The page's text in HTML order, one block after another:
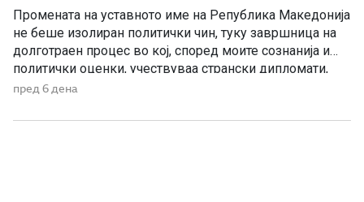
Промената на уставното име на Република Македонија
не беше изолиран политички чин, туку завршница на
долготраен процес во кој, според моите сознанија и
политички оценки, учествуваа странски дипломати,
домашни политичари и регионални центри на влијание.
американскиот дипломат Филип Рикер, кој долги
пред 6 дена